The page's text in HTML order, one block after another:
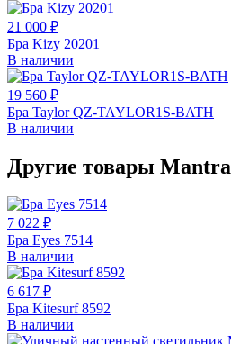
21 000 ₽
Бра Kizy 20201
В наличии
19 560 ₽
Бра Taylor QZ-TAYLOR1S-BATH
В наличии
Другие товары Mantra
7 022 ₽
Бра Eyes 7514
В наличии
6 617 ₽
Бра Kitesurf 8592
В наличии